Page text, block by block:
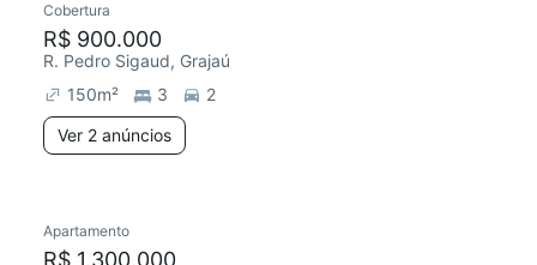
Cobertura
R$ 900.000
R. Pedro Sigaud, Grajaú
150m² 3
2
Ver 2 anúncios
Apartamento
R$ 1.300.000